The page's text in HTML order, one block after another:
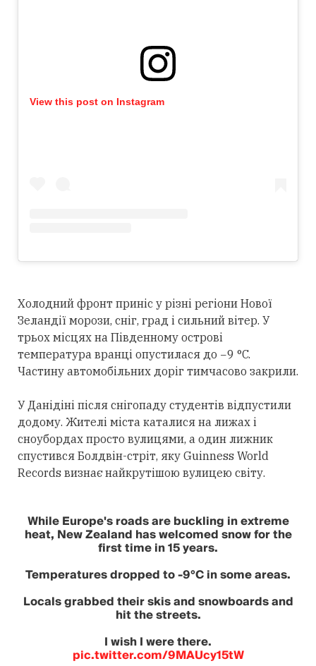
View this post on Instagram
Холодний фронт приніс у різні регіони Нової
Зеландії морози, сніг, град і сильний вітер. У
трьох місцях на Південному острові
температура вранці опустилася до −9 °C.
Частину автомобільних доріг тимчасово закрили.
У Данідіні після снігопаду студентів відпустили
додому. Жителі міста каталися на лижах і
сноубордах просто вулицями, а один лижник
спустився Болдвін-стріт, яку Guinness World
Records визнає найкрутішою вулицею світу.
While Europe's roads are buckling in extreme
heat, New Zealand has welcomed snow for the
first time in 15 years.
Temperatures dropped to -9°C in some areas.
Locals grabbed their skis and snowboards and
hit the streets.
I wish I were there.
pic.twitter.com/9MAUcy15tW